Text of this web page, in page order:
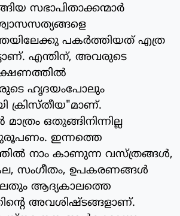
സഭാപിതാക്കന്മാര്‍
പകര്‍ത്തിയത് എത്ര
എന്തിന്, അവരുടെ
ഹൃദയംപോലും
ക്രിസ്തീയ"മാണ്.
ഒതുങ്ങിനിന്നില്ല
ഇന്നത്തെ
നാം കാണുന്ന വസ്ത്രങ്ങള്‍,
സംഗീതം, ഉപകരണങ്ങള്‍
ആദ്യകാലത്തെ
അവശിഷ്ടങ്ങളാണ്.